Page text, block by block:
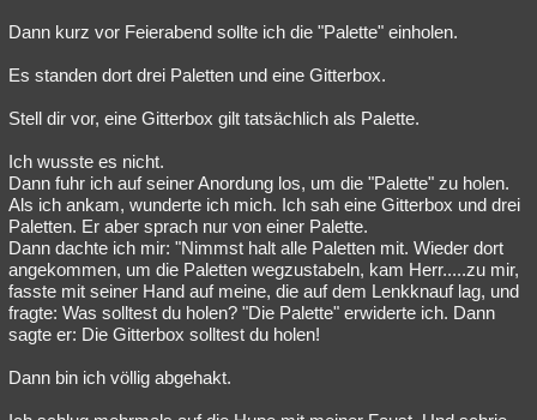
Dann kurz vor Feierabend sollte ich die "Palette" einholen.
Es standen dort drei Paletten und eine Gitterbox.
Stell dir vor, eine Gitterbox gilt tatsächlich als Palette.
Ich wusste es nicht.
Dann fuhr ich auf seiner Anordung los, um die "Palette" zu holen.
Als ich ankam, wunderte ich mich. Ich sah eine Gitterbox und drei
Paletten. Er aber sprach nur von einer Palette.
Dann dachte ich mir: "Nimmst halt alle Paletten mit. Wieder dort
angekommen, um die Paletten wegzustabeln, kam Herr.....zu mir,
fasste mit seiner Hand auf meine, die auf dem Lenkknauf lag, und
fragte: Was solltest du holen? "Die Palette" erwiderte ich. Dann
sagte er: Die Gitterbox solltest du holen!
Dann bin ich völlig abgehakt.